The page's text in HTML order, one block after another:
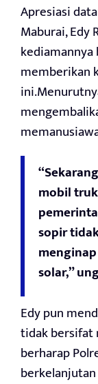
Apresiasi
Maburai, Edy
kediamannya
memberikan
mobil
sopir
solar,”
Edy pun
tidak bersifat
berharap